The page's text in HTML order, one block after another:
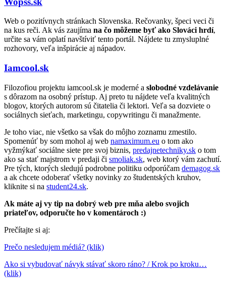
Web o pozitívnych stránkach Slovenska. Rečovanky, špeci veci či
na kus reči. Ak vás zaujíma na čo môžeme byť ako Slováci hrdí,
určite sa vám oplatí navštíviť tento portál. Nájdete tu zmysluplné
rozhovory, veľa inšpirácie aj nápadov.
Iamcool.sk
Filozofiou projektu iamcool.sk je moderné a slobodné vzdelávanie
s dôrazom na osobný prístup. Aj preto tu nájdete veľa kvalitných
blogov, ktorých autorom sú čitatelia či lektori. Veľa sa dozviete o
sociálnych sieťach, marketingu, copywritingu či manažmente.
Je toho viac, nie všetko sa však do môjho zoznamu zmestilo.
Spomenúť by som mohol aj web namaximum.eu o tom ako
vyžmýkať sociálne siete pre svoj biznis, predajnetechniky.sk o tom
ako sa stať majstrom v predaji či smoliak.sk, web ktorý vám zachutí.
Pre tých, ktorých sledujú podrobne politiku odporúčam demagog.sk
a ak chcete odoberať všetky novinky zo študentských kruhov,
kliknite si na student24.sk.
Ak máte aj vy tip na dobrý web pre mňa alebo svojich
priateľov, odporučte ho v komentároch :)
Prečítajte si aj:
Prečo nesledujem médiá? (klik)
Ako si vybudovať návyk stávať skoro ráno? / Krok po kroku…
(klik)